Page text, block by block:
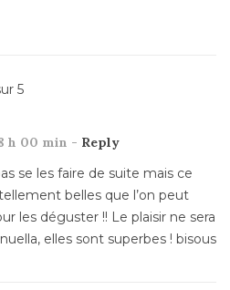
5
h 00 min - Reply
se les faire de suite mais ce
belles que l’on peut
les déguster !! Le plaisir ne sera
elles sont superbes ! bisous